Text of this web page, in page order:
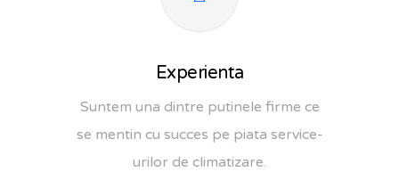
Experienta
Suntem una dintre putinele firme ce
se mentin cu succes pe piata service-
urilor de climatizare.